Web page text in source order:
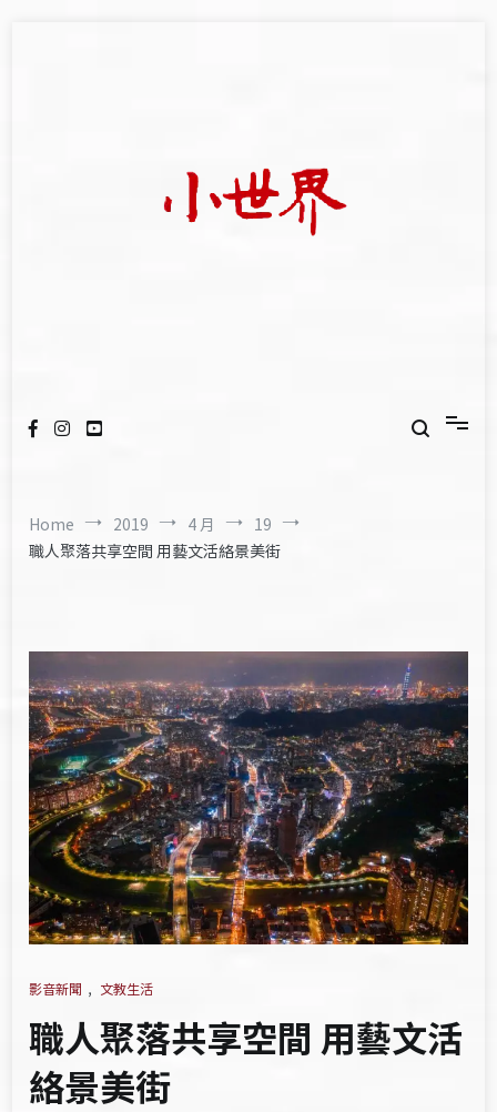
Home 2019 4 月
19
職人聚落共享空間 用藝文活絡景美街
影音新聞 , 文教生活
職人聚落共享空間 用藝文活
絡景美街